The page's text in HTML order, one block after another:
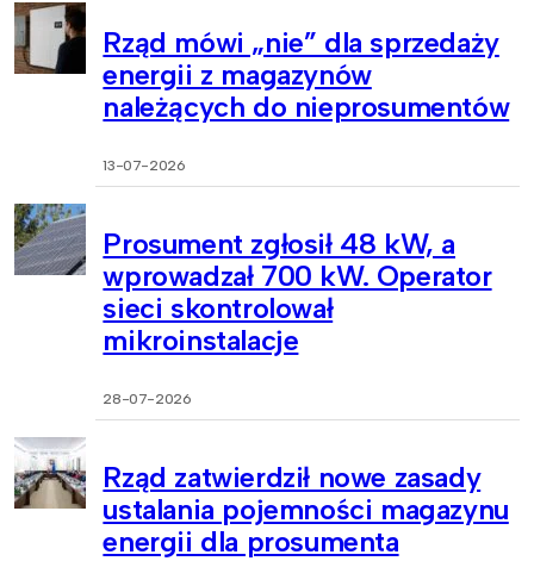
Rząd mówi „nie” dla sprzedaży
energii z magazynów
należących do nieprosumentów
13-07-2026
Prosument zgłosił 48 kW, a
wprowadzał 700 kW. Operator
sieci skontrolował
mikroinstalacje
28-07-2026
Rząd zatwierdził nowe zasady
ustalania pojemności magazynu
energii dla prosumenta